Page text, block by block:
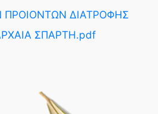
ΔΙΑΤΡΟΦΗΣ
ΣΠΑΡΤΗ.pdf